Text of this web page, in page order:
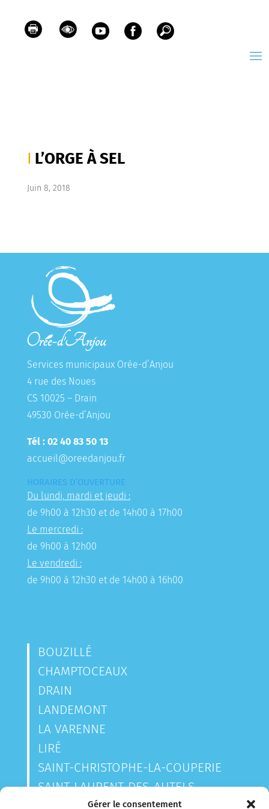
Gérer le consentement
L’ORGE À SEL
Juin 8, 2018
Services municipaux Orée-d’Anjou
4 rue des Noues
CS 10025 – Drain
49530 Orée-d’Anjou
Tél : 02 40 83 50 13
accueil@oreedanjou.fr
HORAIRES D’OUVERTURE
Du lundi, mardi et jeudi :
de 9h00 à 12h30 et de 14h00 à 17h00
Le mercredi :
de 9h00 à 12h00
Le vendredi :
de 9h00 à 12h30 et de 14h00 à 16h00
BOUZILLÉ
CHAMPTOCEAUX
DRAIN
LANDEMONT
LA VARENNE
LIRÉ
SAINT-CHRISTOPHE-LA-COUPERIE
SAINT-LAURENT-DES-AUTELS
SAINT-SAUVEUR-DE-LANDEMONT